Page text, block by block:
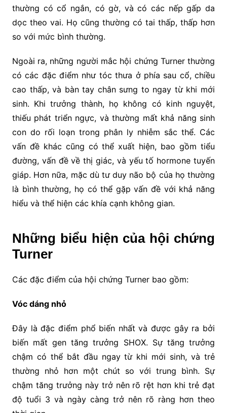
thường có cổ ngắn, có gờ, và có các nếp gấp da
dọc theo vai. Họ cũng thường có tai thấp, thấp hơn
so với mức bình thường.
Ngoài ra, những người mắc hội chứng Turner thường
có các đặc điểm như tóc thưa ở phía sau cổ, chiều
cao thấp, và bàn tay chân sưng to ngay từ khi mới
sinh. Khi trưởng thành, họ không có kinh nguyệt,
thiếu phát triển ngực, và thường mất khả năng sinh
con do rối loạn trong phân ly nhiễm sắc thể. Các
vấn đề khác cũng có thể xuất hiện, bao gồm tiểu
đường, vấn đề về thị giác, và yếu tố hormone tuyến
giáp. Hơn nữa, mặc dù tư duy não bộ của họ thường
là bình thường, họ có thể gặp vấn đề với khả năng
hiểu và thể hiện các khía cạnh không gian.
Những biểu hiện của hội chứng
Turner
Các đặc điểm của hội chứng Turner bao gồm:
Vóc dáng nhỏ
Đây là đặc điểm phổ biến nhất và được gây ra bởi
biến mất gen tăng trưởng SHOX. Sự tăng trưởng
chậm có thể bắt đầu ngay từ khi mới sinh, và trẻ
thường nhỏ hơn một chút so với trung bình. Sự
chậm tăng trưởng này trở nên rõ rệt hơn khi trẻ đạt
độ tuổi 3 và ngày càng trở nên rõ ràng hơn theo